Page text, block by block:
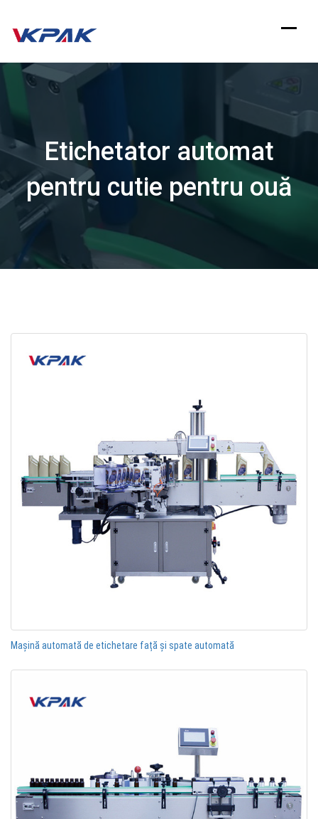
Etichetator automat
pentru cutie pentru ouă
Mașină automată de etichetare față și spate automată